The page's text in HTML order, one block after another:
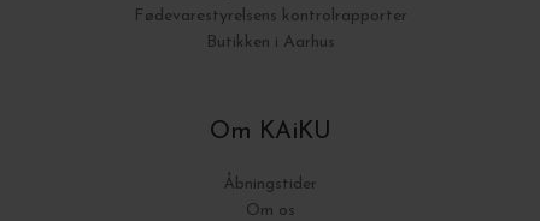
Fødevarestyrelsens kontrolrapporter
Butikken i Aarhus
Om KAiKU
Åbningstider
Om os